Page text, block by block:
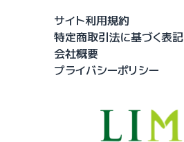
サイト利用規約
特定商取引法に基づく表記
会社概要
プライバシーポリシー